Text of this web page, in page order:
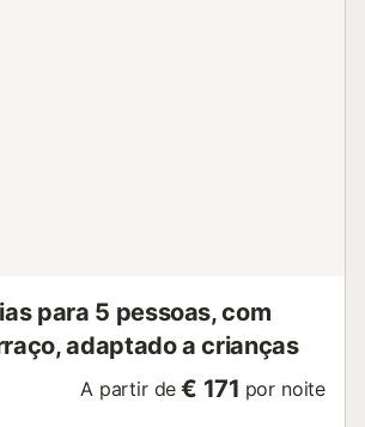
para 5 pessoas, com
adaptado a crianças
A partir de € 171 por noite